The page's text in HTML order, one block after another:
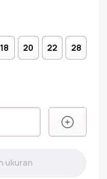
Rp374.000
18 20 22 28